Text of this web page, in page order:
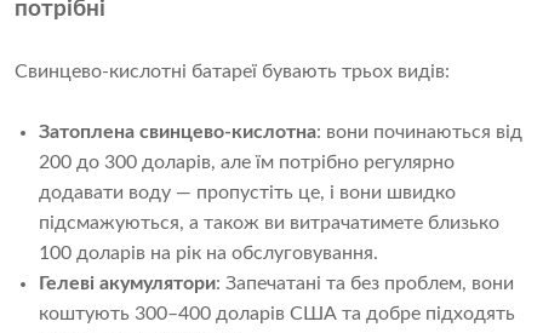
потрібні
Свинцево-кислотні батареї бувають трьох видів:
Затоплена свинцево-кислотна: вони починаються від
200 до 300 доларів, але їм потрібно регулярно
додавати воду — пропустіть це, і вони швидко
підсмажуються, а також ви витрачатимете близько
100 доларів на рік на обслуговування.
Гелеві акумулятори: Запечатані та без проблем, вони
коштують 300–400 доларів США та добре підходять